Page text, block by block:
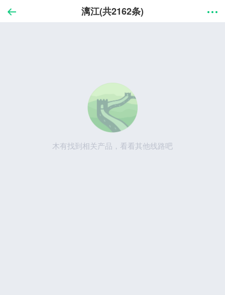
漓江(共2162条)
木有找到相关产品，看看其他线路吧